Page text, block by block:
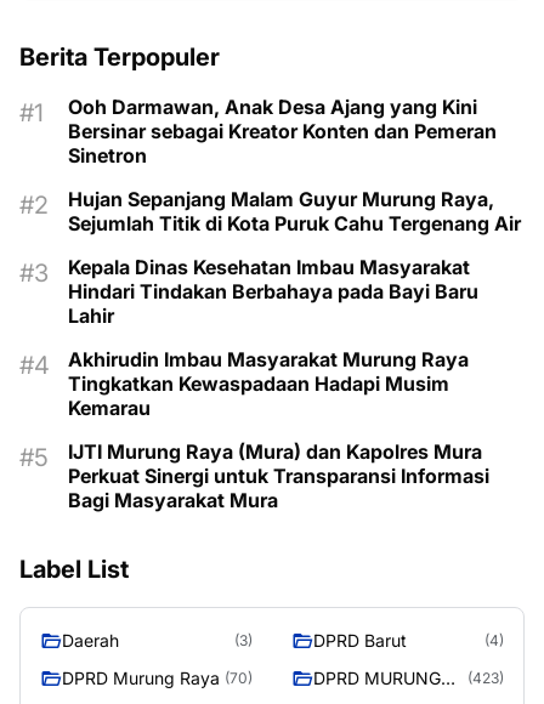
Berita Terpopuler
Ooh Darmawan, Anak Desa Ajang yang Kini
Bersinar sebagai Kreator Konten dan Pemeran
Sinetron
Hujan Sepanjang Malam Guyur Murung Raya,
Sejumlah Titik di Kota Puruk Cahu Tergenang Air
Kepala Dinas Kesehatan Imbau Masyarakat
Hindari Tindakan Berbahaya pada Bayi Baru
Lahir
Akhirudin Imbau Masyarakat Murung Raya
Tingkatkan Kewaspadaan Hadapi Musim
Kemarau
IJTI Murung Raya (Mura) dan Kapolres Mura
Perkuat Sinergi untuk Transparansi Informasi
Bagi Masyarakat Mura
Label List
Daerah (3) DPRD Barut (4)
DPRD Murung Raya (70)
DPRD MURUNG
(423)